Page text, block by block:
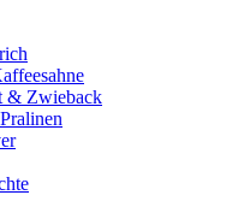
& Zwieback